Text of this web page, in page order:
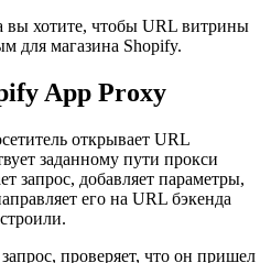
вы хотите, чтобы URL витрины
для магазина Shopify.
App Proxy
открывает URL
заданному пути прокси
запрос, добавляет параметры,
его на URL бэкенда
проверяет, что он пришел